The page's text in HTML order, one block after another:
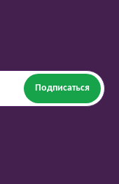
Подписаться